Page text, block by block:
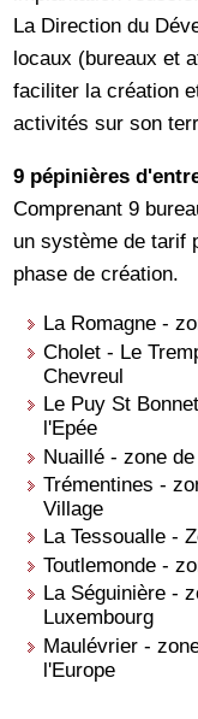
La Direction du
locaux (bureaux et
faciliter la création
activités sur son
9 pépinières
Comprenant 9
un système de tarif
phase de création.
La Romagne -
Cholet - Le
Chevreul
Le Puy St
l'Epée
Nuaillé - zone
Trémentines -
Village
La Tessoualle -
Toutlemonde -
La Séguinière -
Luxembourg
Maulévrier -
l'Europe